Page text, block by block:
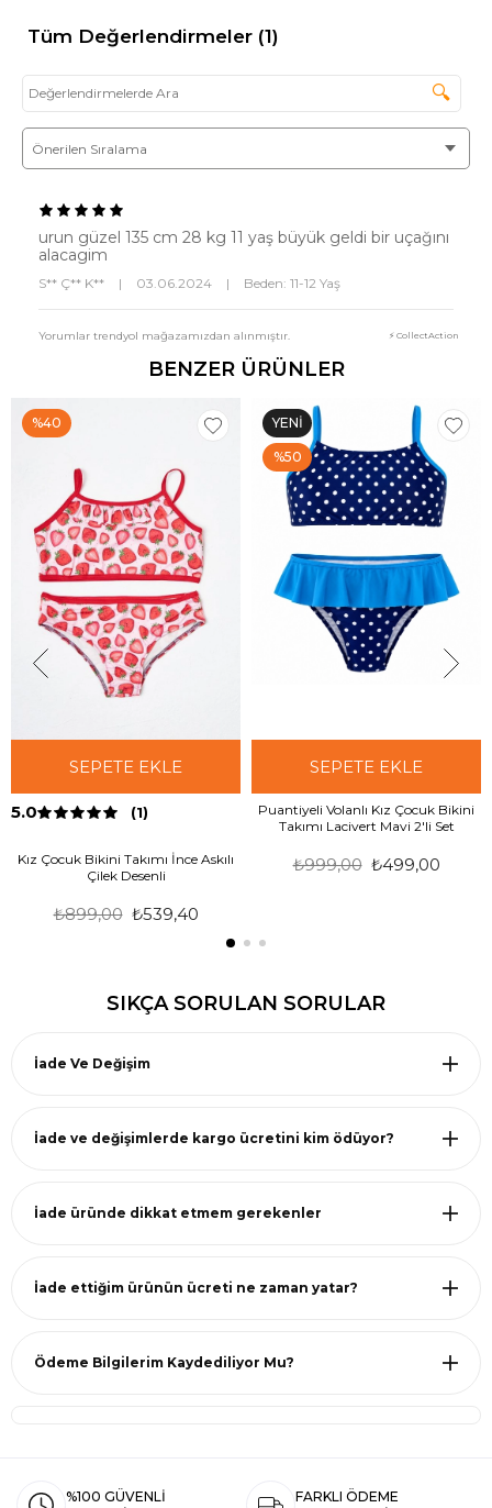
Tüm Değerlendirmeler (1)
🔍
urun güzel 135 cm 28 kg 11 yaş büyük geldi bir uçağını
alacagim
S** Ç** K** | 03.06.2024 | Beden: 11-12 Yaş
Yorumlar trendyol mağazamızdan alınmıştır. ⚡ CollectAction
BENZER ÜRÜNLER
SEPETE EKLE
5.0 (1)
Kız Çocuk Bikini Takımı İnce Askılı
Çilek Desenli
₺539,40
₺899,00
%40
SEPETE EKLE
Puantiyeli Volanlı Kız Çocuk Bikini
Takımı Lacivert Mavi 2'li Set
₺499,00
₺999,00
YENI
ÜRÜN
%50
SIKÇA SORULAN SORULAR
İade Ve Değişim
İade ve değişimlerde kargo ücretini kim ödüyor?
İade üründe dikkat etmem gerekenler
İade ettiğim ürünün ücreti ne zaman yatar?
Ödeme Bilgilerim Kaydediliyor Mu?
%100 GÜVENLİ
FARKLI ÖDEME